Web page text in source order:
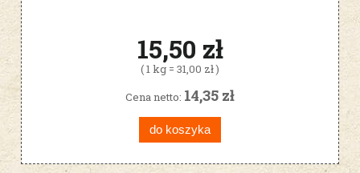
15,50 zł
( 1 kg = 31,00 zł )
Cena netto: 14,35 zł
do koszyka